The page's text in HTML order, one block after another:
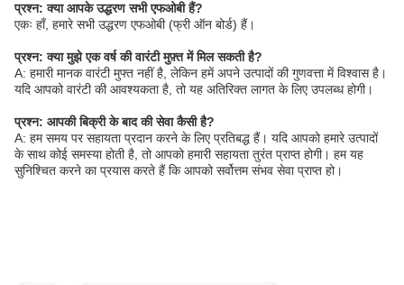
प्रश्न: क्या आपके उद्धरण सभी एफओबी हैं?
एकः हाँ, हमारे सभी उद्धरण एफओबी (फ्री ऑन बोर्ड) हैं।
प्रश्न: क्या मुझे एक वर्ष की वारंटी मुफ़्त में मिल सकती है?
A: हमारी मानक वारंटी मुफ्त नहीं है, लेकिन हमें अपने उत्पादों की गुणवत्ता में विश्वास है।
यदि आपको वारंटी की आवश्यकता है, तो यह अतिरिक्त लागत के लिए उपलब्ध होगी।
प्रश्न: आपकी बिक्री के बाद की सेवा कैसी है?
A: हम समय पर सहायता प्रदान करने के लिए प्रतिबद्ध हैं। यदि आपको हमारे उत्पादों
के साथ कोई समस्या होती है, तो आपको हमारी सहायता तुरंत प्राप्त होगी। हम यह
सुनिश्चित करने का प्रयास करते हैं कि आपको सर्वोत्तम संभव सेवा प्राप्त हो।